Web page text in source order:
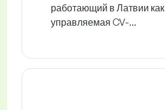
работающий в Латвии как
управляемая CV-...